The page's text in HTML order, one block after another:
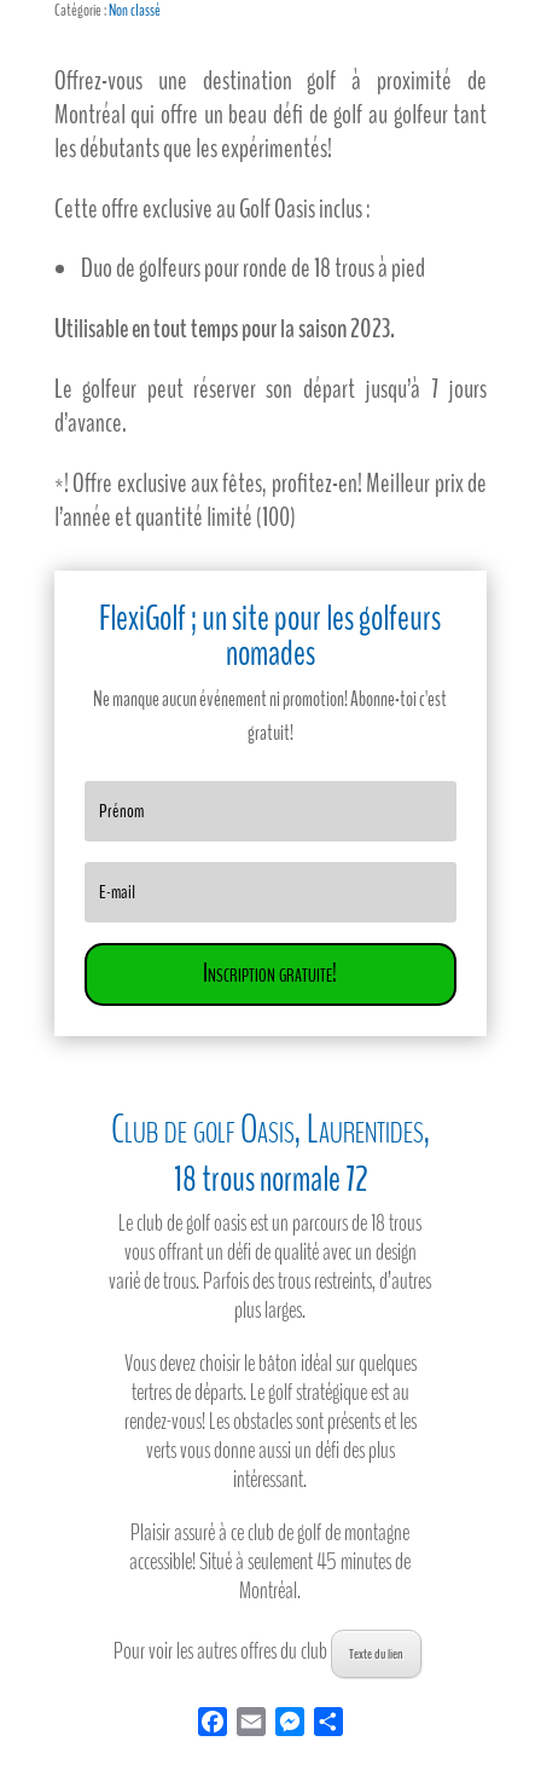
Catégorie :Non classé
Offrez-vous une destination golf à proximité de
Montréal qui offre un beau défi de golf au golfeur tant
les débutants que les expérimentés!
Cette offre exclusive au Golf Oasis inclus :
Duo de golfeurs pour ronde de 18 trous à pied
Utilisable en tout temps pour la saison 2023.
Le golfeur peut réserver son départ jusqu’à 7 jours
d’avance.
*! Offre exclusive aux fêtes, profitez-en! Meilleur prix de
l’année et quantité limité (100)
FlexiGolf ; un site pour les golfeurs
nomades
Ne manque aucun événement ni promotion! Abonne-toi c'est
gratuit!
Inscription gratuite!
Club de golf Oasis, Laurentides,
18 trous normale 72
Le club de golf oasis est un parcours de 18 trous
vous offrant un défi de qualité avec un design
varié de trous. Parfois des trous restreints, d’autres
plus larges.
Vous devez choisir le bâton idéal sur quelques
tertres de départs. Le golf stratégique est au
rendez-vous! Les obstacles sont présents et les
verts vous donne aussi un défi des plus
intéressant.
Plaisir assuré à ce club de golf de montagne
accessible! Situé à seulement 45 minutes de
Montréal.
Pour voir les autres offres du club
Texte du lien